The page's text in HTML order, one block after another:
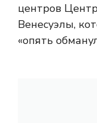
центров
Венесуэлы,
«опять